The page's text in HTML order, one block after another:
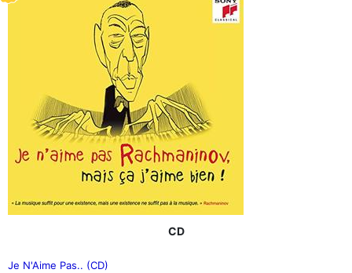
CD
Je N'Aime Pas.. (CD)